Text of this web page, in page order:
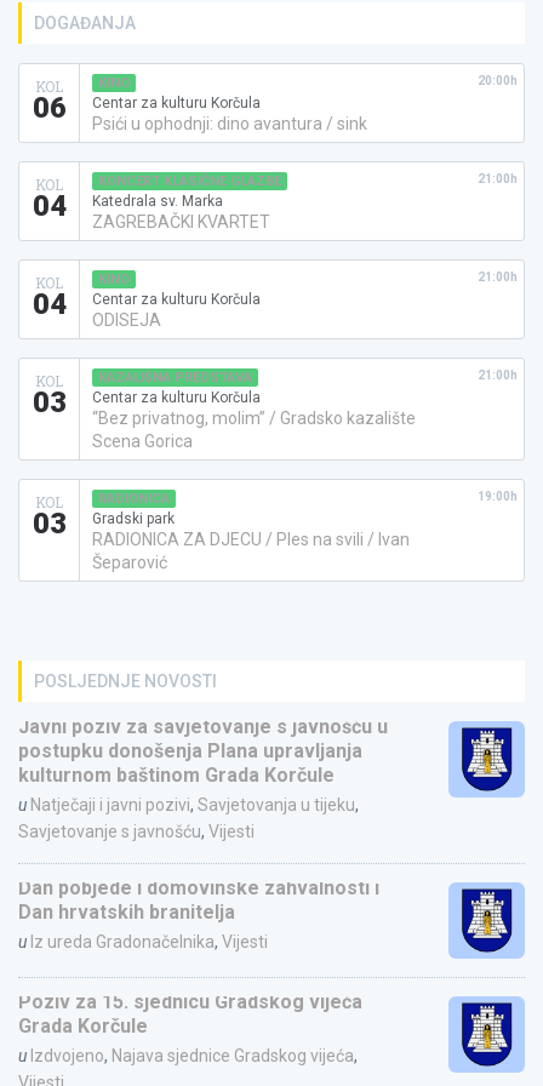
DOGAĐANJA
KOL
06
KINO
Centar za kulturu Korčula
Psići u ophodnji: dino avantura / sink
20:00h
KOL
04
KONCERT KLASIČNE GLAZBE
Katedrala sv. Marka
ZAGREBAČKI KVARTET
21:00h
KOL
04
KINO
Centar za kulturu Korčula
ODISEJA
21:00h
KOL
03
KAZALIŠNA PREDSTAVA
Centar za kulturu Korčula
“Bez privatnog, molim” / Gradsko kazalište
Scena Gorica
21:00h
KOL
03
RADIONICA
Gradski park
RADIONICA ZA DJECU / Ples na svili / Ivan
Šeparović
19:00h
POSLJEDNJE NOVOSTI
Javni poziv za savjetovanje s javnošću u
postupku donošenja Plana upravljanja
kulturnom baštinom Grada Korčule
u Natječaji i javni pozivi, Savjetovanja u tijeku,
Savjetovanje s javnošću, Vijesti
Dan pobjede i domovinske zahvalnosti i
Dan hrvatskih branitelja
u Iz ureda Gradonačelnika, Vijesti
Poziv za 15. sjednicu Gradskog vijeća
Grada Korčule
u Izdvojeno, Najava sjednice Gradskog vijeća,